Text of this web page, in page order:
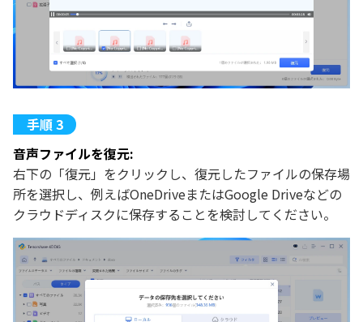
音声ファイルを復元:
右下の「復元」をクリックし、復元したファイルの保存場
所を選択し、例えばOneDriveまたはGoogle Driveなどの
クラウドディスクに保存することを検討してください。